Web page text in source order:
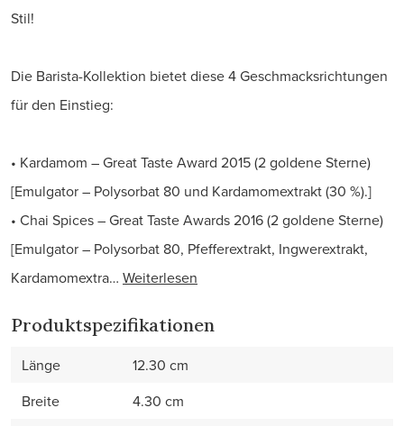
Stil!
Die Barista-Kollektion bietet diese 4 Geschmacksrichtungen
für den Einstieg:
• Kardamom – Great Taste Award 2015 (2 goldene Sterne)
[Emulgator – Polysorbat 80 und Kardamomextrakt (30 %).]
• Chai Spices – Great Taste Awards 2016 (2 goldene Sterne)
[Emulgator – Polysorbat 80, Pfefferextrakt, Ingwerextrakt,
Kardamomextra… Weiterlesen
Produktspezifikationen
Länge
12.30 cm
Breite
4.30 cm